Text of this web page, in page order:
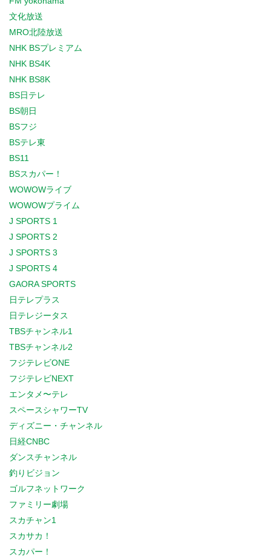
文化放送
MRO北陸放送
NHK BSプレミアム
NHK BS4K
NHK BS8K
BS日テレ
BS朝日
BSフジ
BSテレ東
BS11
BSスカパー！
WOWOWライブ
WOWOWプライム
J SPORTS 1
J SPORTS 2
J SPORTS 3
J SPORTS 4
GAORA SPORTS
日テレプラス
日テレジータス
TBSチャンネル1
TBSチャンネル2
フジテレビONE
フジテレビNEXT
エンタメ〜テレ
スペースシャワーTV
ディズニー・チャンネル
日経CNBC
ダンスチャンネル
釣りビジョン
ゴルフネットワーク
ファミリー劇場
スカチャン1
スカサカ！
スカパー！